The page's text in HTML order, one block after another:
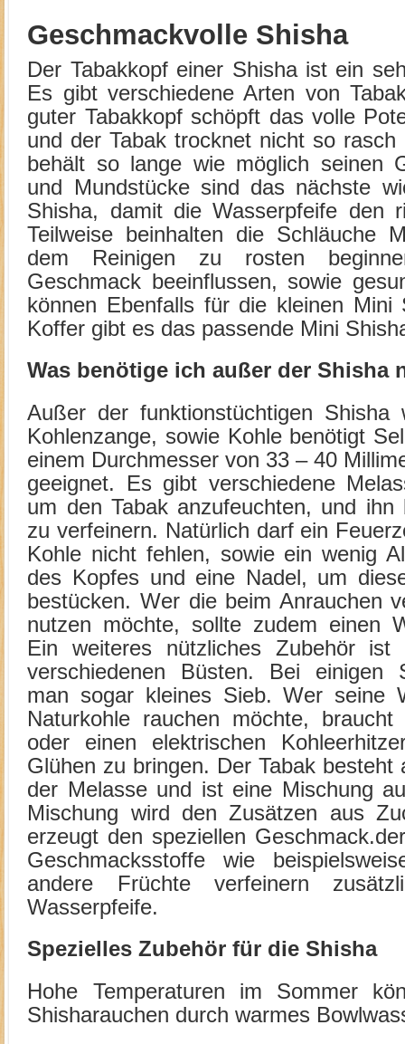
Geschmackvolle Shisha
Der Tabakkopf einer Shisha ist ein
Es gibt verschiedene Arten von
guter Tabakkopf schöpft das volle
und der Tabak trocknet nicht so
behält so lange wie möglich seinen
und Mundstücke sind das nächste
Shisha, damit die Wasserpfeife den
Teilweise beinhalten die Schläuche
dem Reinigen zu rosten
Geschmack beeinflussen, sowie
können Ebenfalls für die kleinen Mini
Koffer gibt es das passende Mini
Was benötige ich außer der Shisha
Außer der funktionstüchtigen Shisha
Kohlenzange, sowie Kohle benötigt
einem Durchmesser von 33 – 40
geeignet. Es gibt verschiedene
um den Tabak anzufeuchten, und
zu verfeinern. Natürlich darf ein
Kohle nicht fehlen, sowie ein wenig
des Kopfes und eine Nadel, um
bestücken. Wer die beim Anrauchen
nutzen möchte, sollte zudem einen
Ein weiteres nützliches Zubehör ist
verschiedenen Büsten. Bei einigen
man sogar kleines Sieb. Wer seine
Naturkohle rauchen möchte,
oder einen elektrischen
Glühen zu bringen. Der Tabak besteht
der Melasse und ist eine Mischung
Mischung wird den Zusätzen aus
erzeugt den speziellen
Geschmacksstoffe wie
andere Früchte verfeinern
Wasserpfeife.
Spezielles Zubehör für die Shisha
Hohe Temperaturen im Sommer
Shisharauchen durch warmes